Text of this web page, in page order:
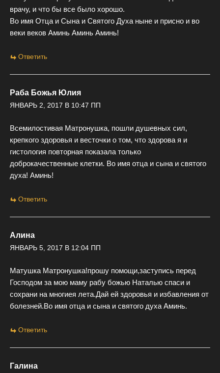
врачу, и что бы все было хорошо.
Во имя Отца и Сына и Святого Духа ныне и присно и во
веки веков Аминь Аминь Аминь!
Ответить
Раба Божья Юлия
ЯНВАРЬ 2, 2017 В 10:47 ПП
Всемилостивая Матронушка, пошли душевных сил,
крепкого здоровья и весточки о том, что здорова я и
гистология повторная показала только
доброкачественные клетки. Во имя отца и сына и святого
духа! Аминь!
Ответить
Алина
ЯНВАРЬ 5, 2017 В 12:04 ПП
Матушка Матронушка!прошу помощи,заступись перед
Господом за мою маму рабу божью Наталью спаси и
сохрани на многиея лета.Дай ей здоровья и избавления от
болезней.Во имя отца и сына и святого духа Аминь.
Ответить
Галина